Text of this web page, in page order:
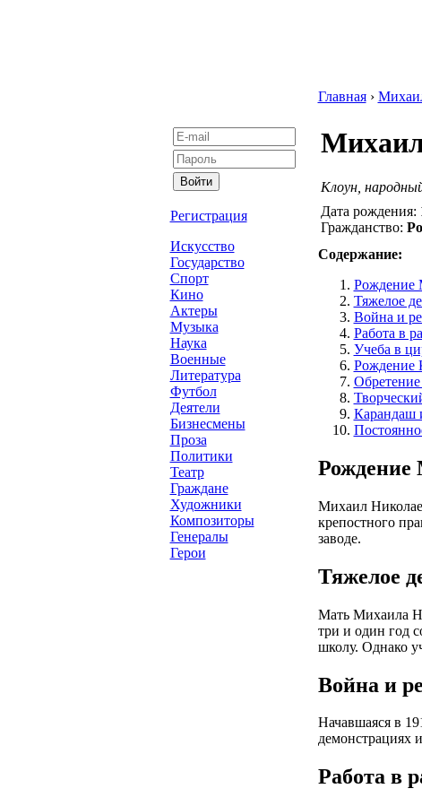
Регистрация
Искусство
Государство
Спорт
Кино
Актеры
Музыка
Наука
Военные
Литература
Футбол
Деятели
Бизнесмены
Проза
Политики
Театр
Граждане
Художники
Композиторы
Генералы
Герои
Главная›
Клоун,
Дата рождения:
Гражданство:
Содержание:
Рождение
Тяжелое
Война и
Работа в
Учеба в
Рождение
Обретение
Карандаш
Рождение
Михаил
крепостного
заводе.
Тяжелое
Мать Михаила
три и один год
школу. Однако
Война и
Начавшаяся в
демонстрациях
Работа в